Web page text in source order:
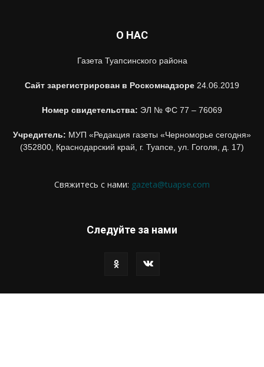
О НАС
Газета Туапсинского района
Сайт зарегистрирован в Роскомнадзоре 24.06.2019
Номер свидетельства: ЭЛ № ФС 77 – 76069
Учредитель: МУП «Редакция газеты «Черноморье сегодня»
(352800, Краснодарский край, г. Туапсе, ул. Гоголя, д. 17)
Свяжитесь с нами: gazeta@tuapse.com
Следуйте за нами